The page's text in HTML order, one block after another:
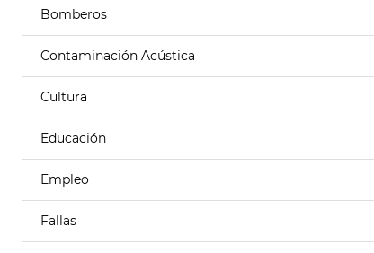
Bomberos
Contaminación Acústica
Cultura
Educación
Empleo
Fallas